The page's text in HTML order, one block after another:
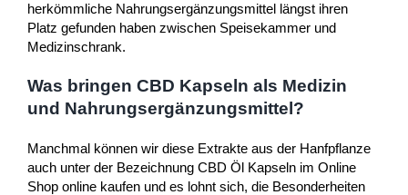
herkömmliche Nahrungsergänzungsmittel längst ihren
Platz gefunden haben zwischen Speisekammer und
Medizinschrank.
Was bringen CBD Kapseln als Medizin
und Nahrungsergänzungsmittel?
Manchmal können wir diese Extrakte aus der Hanfpflanze
auch unter der Bezeichnung CBD Öl Kapseln im Online
Shop online kaufen und es lohnt sich, die Besonderheiten